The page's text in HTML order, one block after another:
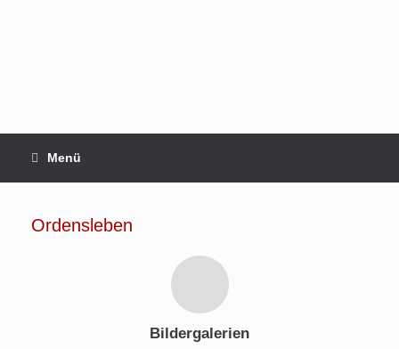
Menü
Ordensleben
Bildergalerien